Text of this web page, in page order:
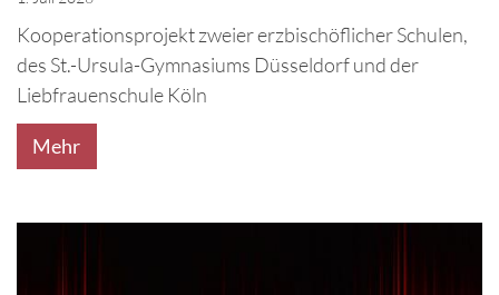
Kooperationsprojekt zweier erzbischöflicher Schulen,
des St.-Ursula-Gymnasiums Düsseldorf und der
Liebfrauenschule Köln
Mehr